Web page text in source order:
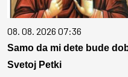
08. 08. 2026 07:36
Samo da mi dete bude
Svetoj Petki